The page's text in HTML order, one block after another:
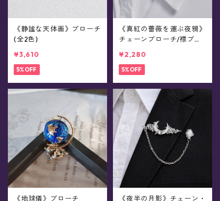
《静謐な天体画》ブローチ
(全2色)
¥3,610
5%OFF
《真紅の薔薇を運ぶ夜鴉》
チェーンブローチ/襟ブロ
¥2,280
5%OFF
《地球儀》ブローチ
《夜半の月影》チェーン・